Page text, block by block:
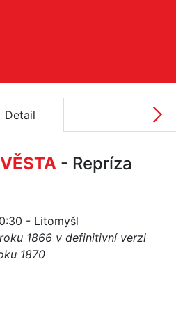
Detail
- Repríza
- Litomyšl
1866 v definitivní verzi
1870